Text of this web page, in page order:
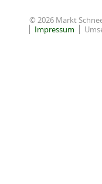
© 2026 Markt
Impressum